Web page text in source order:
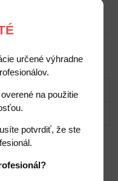
určené výhradne
na použitie
potvrdiť, že ste